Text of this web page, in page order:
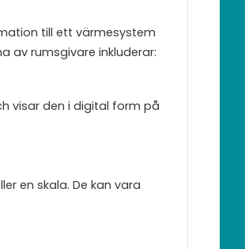
till ett värmesystem
av rumsgivare inkluderar:
visar den i digital form på
en skala. De kan vara